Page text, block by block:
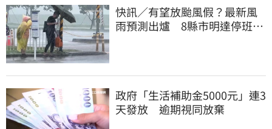
快訊／有望放颱風假？最新風
雨預測出爐 8縣市明達停班停
政府「生活補助金5000元」連3
天發放 逾期視同放棄